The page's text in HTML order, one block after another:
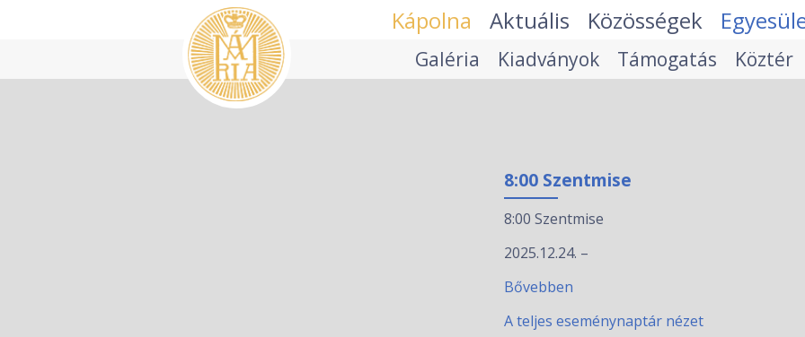
Kápolna Aktuális Közösségek
Galéria Kiadványok Támogatás Köztér
8:00 Szentmise
8:00 Szentmise
2025.12.24. –
Bővebben
A teljes eseménynaptár nézet